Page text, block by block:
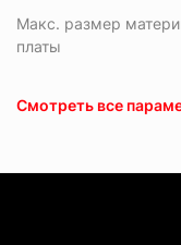
Макс. размер
платы
Смотреть все